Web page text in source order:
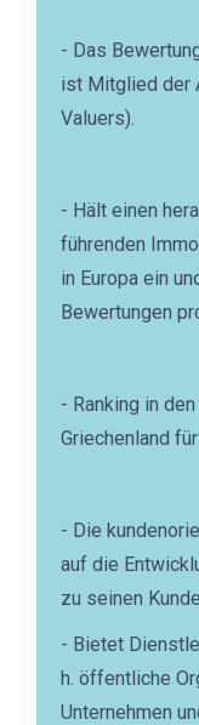
- Das
ist Mitglied der
Valuers).
- Hält einen
führenden
in Europa ein
Bewertungen
- Ranking in
Griechenland
- Die
auf die
zu seinen
- Bietet
h. öffentliche
Unternehmen